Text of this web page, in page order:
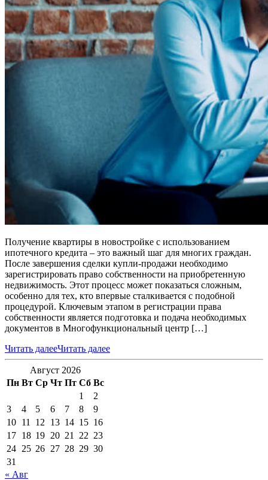
Получение квартиры в новостройке с использованием
ипотечного кредита – это важный шаг для многих граждан.
После завершения сделки купли-продажи необходимо
зарегистрировать право собственности на приобретенную
недвижимость. Этот процесс может показаться сложным,
особенно для тех, кто впервые сталкивается с подобной
процедурой. Ключевым этапом в регистрации права
собственности является подготовка и подача необходимых
документов в Многофункциональный центр […]
Читать далееЧитать далее
Август 2026
Пн Вт Ср Чт Пт Сб Вс
1
2
3
4 5 6 7 8
9
10 11 12 13 14 15 16
17 18 19 20 21 22 23
24 25 26 27 28 29 30
31
« Авг